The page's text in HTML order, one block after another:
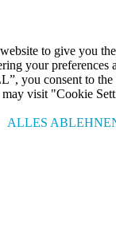
to give you
your preferences
you consent to
visit "Cookie
ALLES